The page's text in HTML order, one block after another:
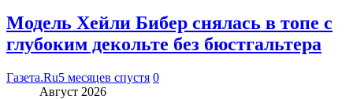
Модель Хейли Бибер снялась в топе с
глубоким декольте без бюстгальтера
Газета.Ru5 месяцев спустя 0
Август 2026